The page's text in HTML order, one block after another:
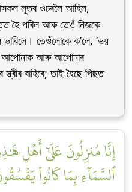
লূতৰ ওচৰলৈ আহিল,
হৈ পৰিল আৰু তেওঁ নিজকে
তেওঁলোকে ক’লে, ‘ভয়
আপোনাক আৰু আপোনাৰ
বাহিৰে; তাই হৈছে পিছত
إِنَّا مُنزِلُونَ عَلَىٰٓ أَهۡلِ
ٱلسَّمَآءِ بِمَا كَانُواْ